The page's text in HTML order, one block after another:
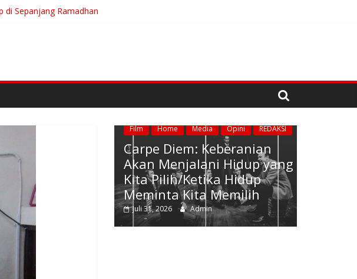
di Sepanjang Ramadhan
Media Opini REDAKSI
Carpe Diem: Keberanian
Akan Menjalani Hidup yang
Kita Pilih/Ketika Hidup
Meminta Kita Memilih
Admin
I
No Distance Left
Saat
Menjadi Bentuk
Mencintai
Juli 19, 2026